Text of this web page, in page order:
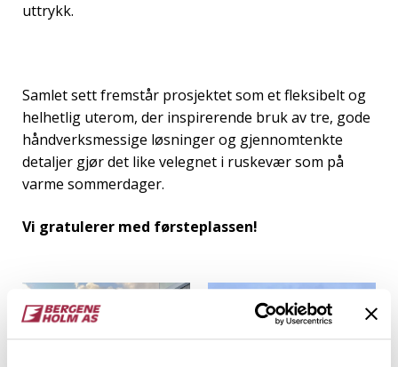
uttrykk.
Samlet sett fremstår prosjektet som et fleksibelt og
helhetlig uterom, der inspirerende bruk av tre, gode
håndverksmessige løsninger og gjennomtenkte
detaljer gjør det like velegnet i ruskevær som på
varme sommerdager.
Vi gratulerer med førsteplassen!